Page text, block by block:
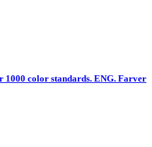
1000 color standards. ENG. Farver